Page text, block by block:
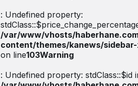
: Undefined property:
/var/www/vhosts/
content/themes/kanews/
on line103Warning
: Undefined property: stdClass::$id